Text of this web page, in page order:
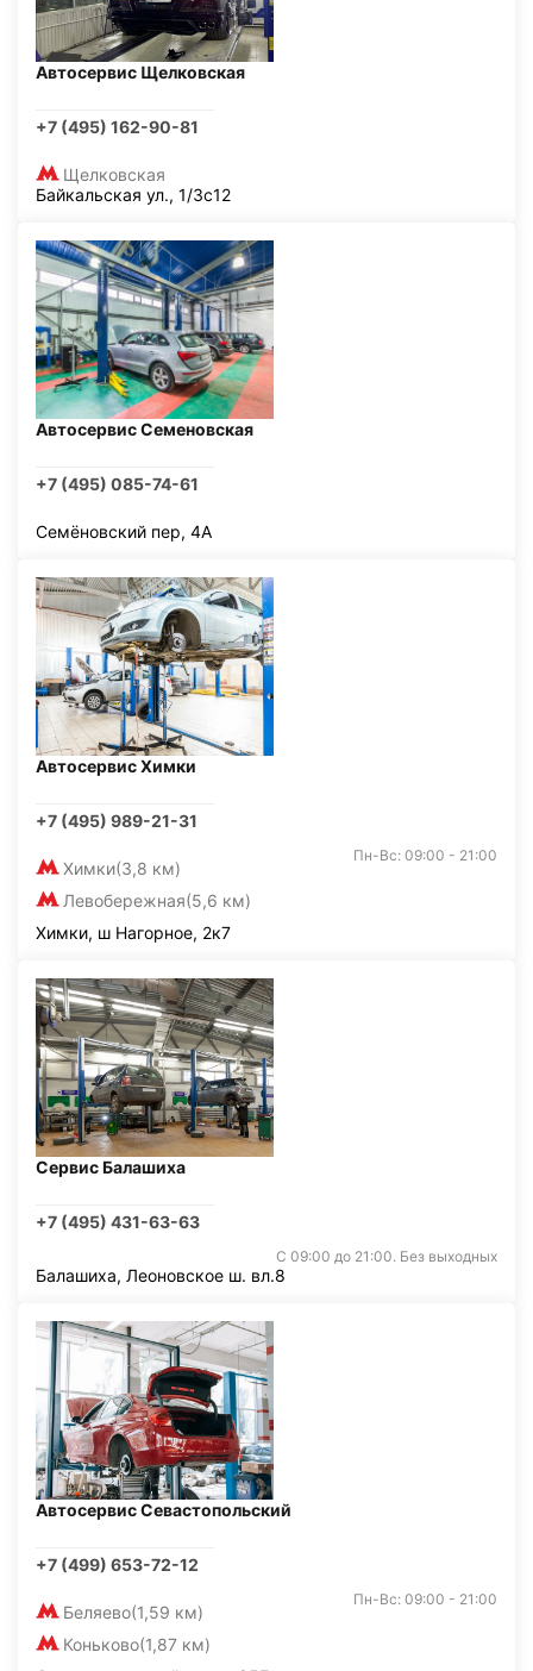
Автосервис Щелковская
+7 (495) 162-90-81
Щелковская
Байкальская ул., 1/3с12
Автосервис Семеновская
+7 (495) 085-74-61
Семёновский пер, 4А
Автосервис Химки
+7 (495) 989-21-31
Химки(3,8 км)
Левобережная(5,6 км)
Пн-Вс: 09:00 - 21:00
Химки, ш Нагорное, 2к7
Сервис Балашиха
+7 (495) 431-63-63
С 09:00 до 21:00. Без выходных
Балашиха, Леоновское ш. вл.8
Автосервис Севастопольский
+7 (499) 653-72-12
Беляево(1,59 км)
Коньково(1,87 км)
Пн-Вс: 09:00 - 21:00